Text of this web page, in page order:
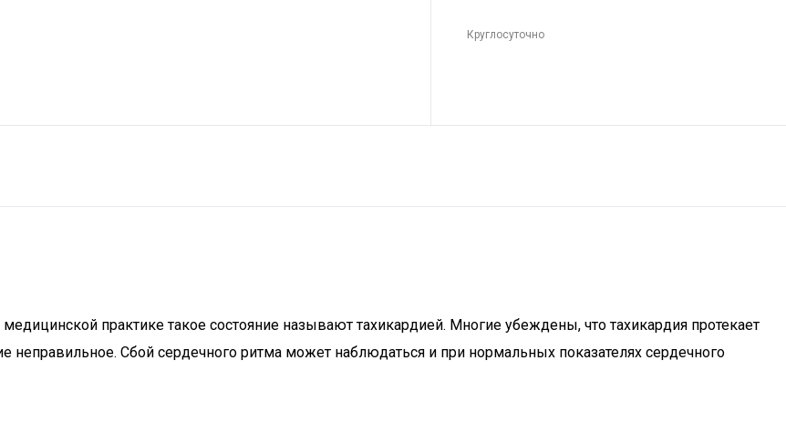
Круглосуточно
практике такое состояние называют тахикардией. Многие убеждены, что тахикардия протекает
Сбой сердечного ритма может наблюдаться и при нормальных показателях сердечного